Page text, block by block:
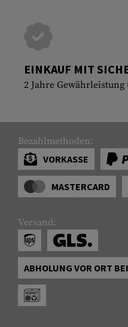
EINKAUF MIT
2 Jahre Gewährleistung
Bezahlmethoden:
VORKASSE
MASTERCARD
Versand:
ABHOLUNG VOR ORT